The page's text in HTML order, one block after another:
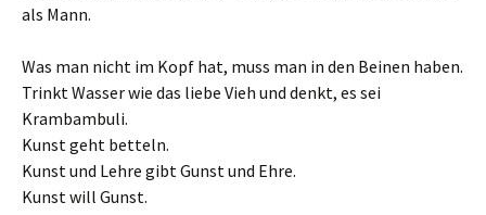
als Mann.
Was man nicht im Kopf hat, muss man in den Beinen haben.
Trinkt Wasser wie das liebe Vieh und denkt, es sei
Krambambuli.
Kunst geht betteln.
Kunst und Lehre gibt Gunst und Ehre.
Kunst will Gunst.